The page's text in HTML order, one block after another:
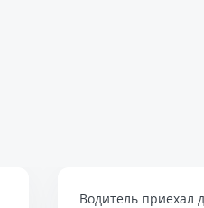
Водитель приехал